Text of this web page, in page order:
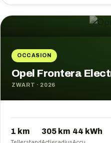
OCCASION
Opel Frontera
ZWART · 2026
1 km 305 km 44 kWh